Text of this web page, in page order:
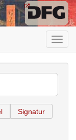
Signatur